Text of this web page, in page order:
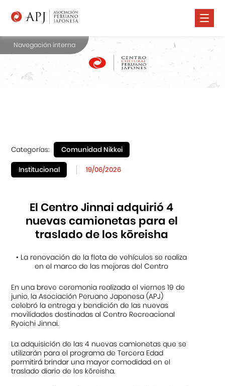
Nosotros
Comunidad Nikkei
Prensa
Contáctanos
Navegación interna
Categorías: Comunidad Nikkei
Institucional 19/06/2026
El Centro Jinnai adquirió 4
nuevas camionetas para el
traslado de los kōreisha
• La renovación de la flota de vehículos se realiza
en el marco de las mejoras del Centro
En una breve ceremonia realizada el viernes 19 de
junio, la Asociación Peruano Japonesa (APJ)
celebró la entrega y bendición de las nuevas
movilidades destinadas al Centro Recreacional
Ryoichi Jinnai.
La adquisición de las 4 nuevas camionetas que se
utilizarán para el programa de Tercera Edad
permitirá brindar una mayor comodidad en el
traslado diario de los kōreisha.